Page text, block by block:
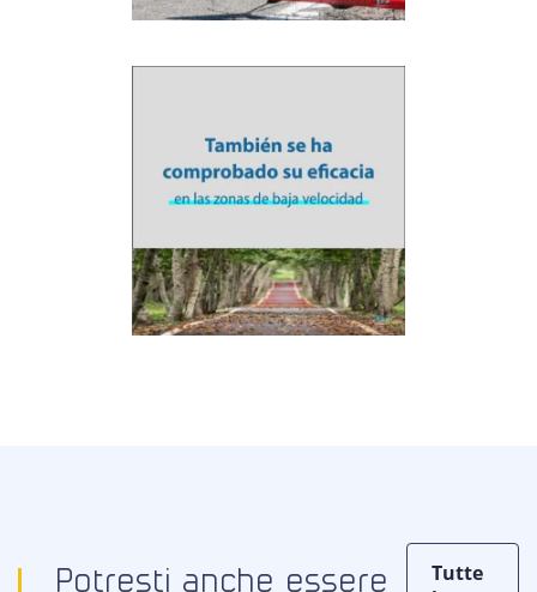
Potresti anche essere
Tutte